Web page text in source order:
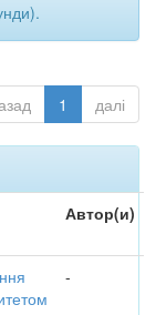
1 далі
Автор(и)
-